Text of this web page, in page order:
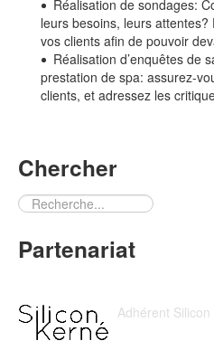
Réalisation de sondages:
leurs besoins, leurs attentes?
vos clients afin de pouvoir
Réalisation d’enquêtes de
prestation de spa: assurez-
clients, et adressez les
Chercher
Rechercher
Partenariat
Adhérent